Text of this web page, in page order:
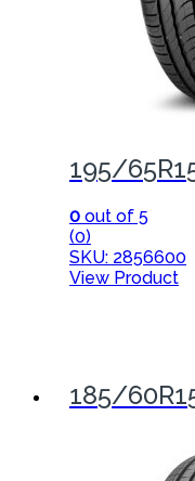
195/
0 out of 5
(0)
SKU: 2856600
View Product
185/